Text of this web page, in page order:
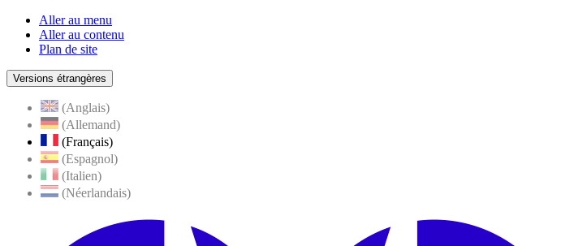
Aller au menu
Aller au contenu
Plan de site
Versions étrangères
(Anglais)
(Allemand)
(Français)
(Espagnol)
(Italien)
(Néerlandais)